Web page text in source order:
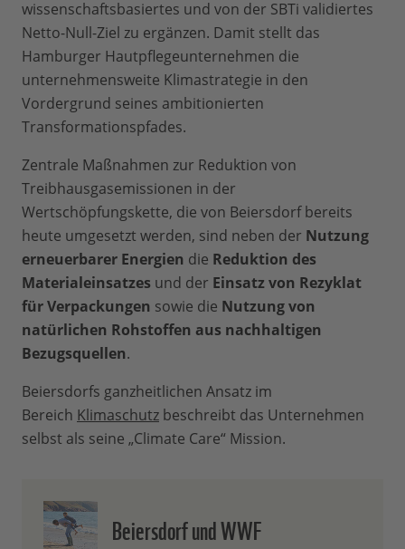
wissenschaftsbasiertes und von der SBTi validiertes
Netto-Null-Ziel zu ergänzen. Damit stellt das
Hamburger Hautpflegeunternehmen die
unternehmensweite Klimastrategie in den
Vordergrund seines ambitionierten
Transformationspfades.
Zentrale Maßnahmen zur Reduktion von
Treibhausgasemissionen in der
Wertschöpfungskette, die von Beiersdorf bereits
heute umgesetzt werden, sind neben der Nutzung
erneuerbarer Energien die Reduktion des
Materialeinsatzes und der Einsatz von Rezyklat
für Verpackungen sowie die Nutzung von
natürlichen Rohstoffen aus nachhaltigen
Bezugsquellen.
Beiersdorfs ganzheitlichen Ansatz im
Bereich Klimaschutz beschreibt das Unternehmen
selbst als seine „Climate Care“ Mission.
Beiersdorf und WWF